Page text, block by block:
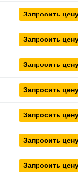
Запросить цену
Запросить цену
Запросить цену
Запросить цену
Запросить цену
Запросить цену
Запросить цену